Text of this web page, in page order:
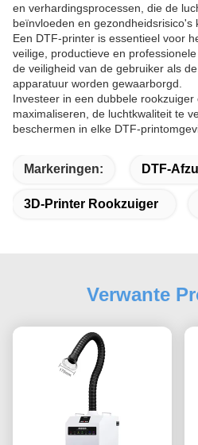
en verhardingsprocessen, die de
beïnvloeden en gezondheidsrisico's
Een DTF-printer is essentieel voor
veilige, productieve en
de veiligheid van de gebruiker als
apparatuur worden gewaarborgd.
Investeer in een dubbele
maximaliseren, de luchtkwaliteit te
beschermen in elke DTF-
Markeringen: DTF-
3D-Printer Rookzuiger
Verwante